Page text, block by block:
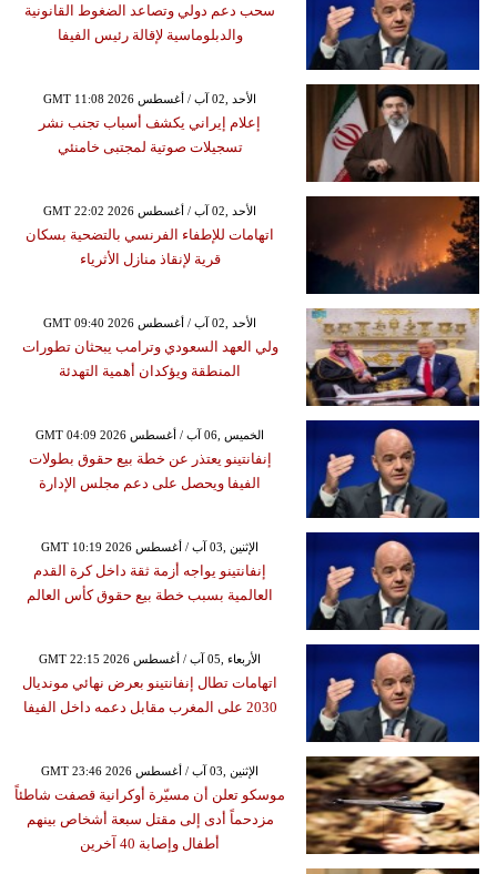
سحب دعم دولي وتصاعد الضغوط القانونية
والدبلوماسية لإقالة رئيس الفيفا
GMT 11:08 2026 الأحد ,02 آب / أغسطس
إعلام إيراني يكشف أسباب تجنب نشر
تسجيلات صوتية لمجتبى خامنئي
GMT 22:02 2026 الأحد ,02 آب / أغسطس
اتهامات للإطفاء الفرنسي بالتضحية بسكان
قرية لإنقاذ منازل الأثرياء
GMT 09:40 2026 الأحد ,02 آب / أغسطس
ولي العهد السعودي وترامب يبحثان تطورات
المنطقة ويؤكدان أهمية التهدئة
GMT 04:09 2026 الخميس ,06 آب / أغسطس
إنفانتينو يعتذر عن خطة بيع حقوق بطولات
الفيفا ويحصل على دعم مجلس الإدارة
GMT 10:19 2026 الإثنين ,03 آب / أغسطس
إنفانتينو يواجه أزمة ثقة داخل كرة القدم
العالمية بسبب خطة بيع حقوق كأس العالم
GMT 22:15 2026 الأربعاء ,05 آب / أغسطس
اتهامات تطال إنفانتينو بعرض نهائي مونديال
2030 على المغرب مقابل دعمه داخل الفيفا
GMT 23:46 2026 الإثنين ,03 آب / أغسطس
موسكو تعلن أن مسيّرة أوكرانية قصفت شاطئاً
مزدحماً أدى إلى مقتل سبعة أشخاص بينهم
أطفال وإصابة 40 آخرين